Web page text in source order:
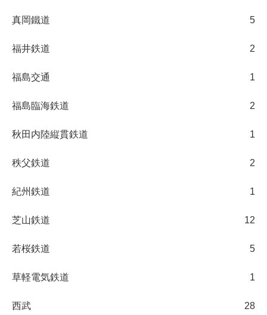
真岡鐵道 5
福井鉄道 2
福島交通 1
福島臨海鉄道 2
秋田内陸縦貫鉄道 1
秩父鉄道 2
紀州鉄道 1
芝山鉄道 12
若桜鉄道 5
草軽電気鉄道 1
西武 28